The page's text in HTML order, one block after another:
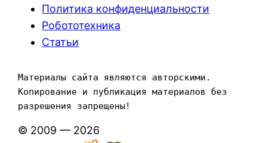
Политика конфиденциальности
Робототехника
Статьи
Материалы сайта являются авторскими.
Копирование и публикация материалов без
разрешения запрещены!
© 2009 — 2026